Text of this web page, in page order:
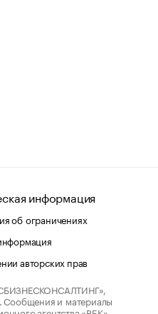
информация
об ограничениях
авторских прав
Сообщения и материалы